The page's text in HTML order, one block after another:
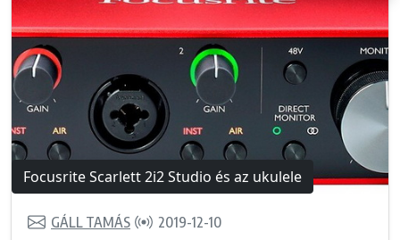
Focusrite Scarlett 2i2 Studio és az ukulele
GÁLL TAMÁS 2019-12-10